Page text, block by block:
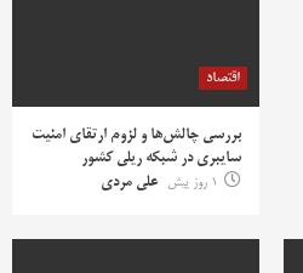
اقتصاد
بررسی چالش‌ها و لزوم ارتقای امنیت
سایبری در شبکه ریلی کشور
1 روز پیش
علی مردی